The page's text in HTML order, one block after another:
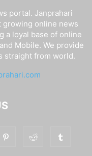
portal. Janprahari
growing online news
a loyal base of online
Mobile. We provide
straight from world.